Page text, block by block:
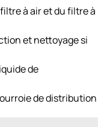
à air et du filtre à
et nettoyage si
de
de distribution